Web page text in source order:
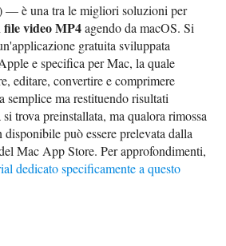
— è una tra le migliori soluzioni per
video MP4agendo da macOS. Si
gratuita sviluppata
e specifica per Mac, la quale
editare, convertire e comprimere
semplice ma restituendo risultati
trova preinstallata, ma qualora rimossa
disponibile può essere prelevata dalla
Mac App Store. Per approfondimenti,
dedicato specificamente a questo